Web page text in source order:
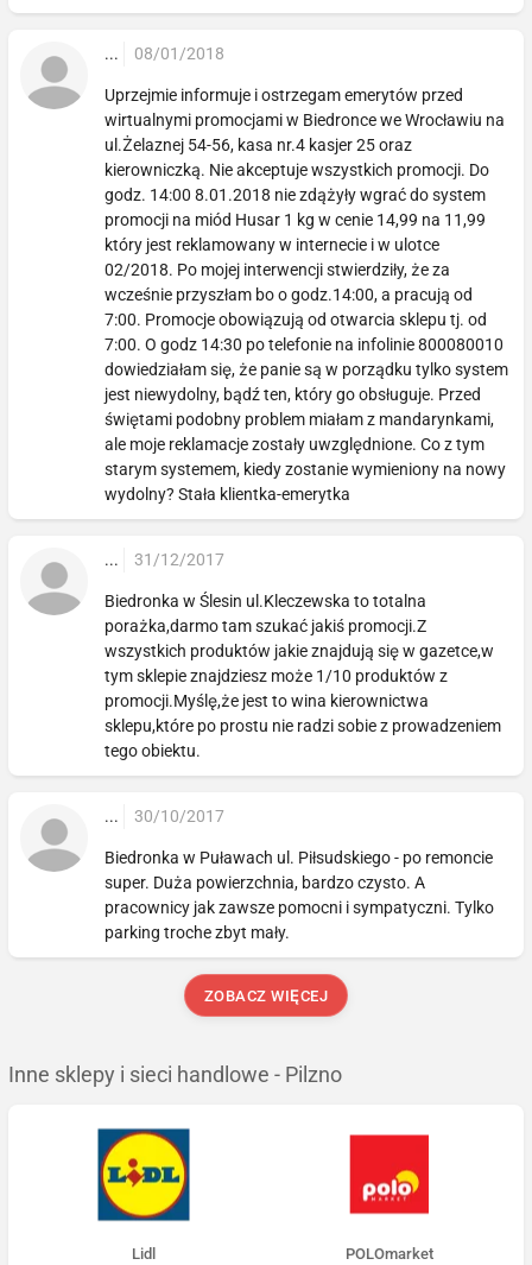
... 08/01/2018
Uprzejmie informuje i ostrzegam emerytów przed
wirtualnymi promocjami w Biedronce we Wrocławiu na
ul.Żelaznej 54-56, kasa nr.4 kasjer 25 oraz
kierowniczką. Nie akceptuje wszystkich promocji. Do
godz. 14:00 8.01.2018 nie zdążyły wgrać do system
promocji na miód Husar 1 kg w cenie 14,99 na 11,99
który jest reklamowany w internecie i w ulotce
02/2018. Po mojej interwencji stwierdziły, że za
wcześnie przyszłam bo o godz.14:00, a pracują od
7:00. Promocje obowiązują od otwarcia sklepu tj. od
7:00. O godz 14:30 po telefonie na infolinie 800080010
dowiedziałam się, że panie są w porządku tylko system
jest niewydolny, bądź ten, który go obsługuje. Przed
świętami podobny problem miałam z mandarynkami,
ale moje reklamacje zostały uwzględnione. Co z tym
starym systemem, kiedy zostanie wymieniony na nowy
wydolny? Stała klientka-emerytka
... 31/12/2017
Biedronka w Ślesin ul.Kleczewska to totalna
porażka,darmo tam szukać jakiś promocji.Z
wszystkich produktów jakie znajdują się w gazetce,w
tym sklepie znajdziesz może 1/10 produktów z
promocji.Myślę,że jest to wina kierownictwa
sklepu,które po prostu nie radzi sobie z prowadzeniem
tego obiektu.
... 30/10/2017
Biedronka w Puławach ul. Piłsudskiego - po remoncie
super. Duża powierzchnia, bardzo czysto. A
pracownicy jak zawsze pomocni i sympatyczni. Tylko
parking troche zbyt mały.
ZOBACZ WIĘCEJ
Inne sklepy i sieci handlowe - Pilzno
Lidl POLOmarket